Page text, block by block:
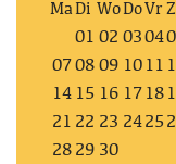
MaDi WoDoVr
01 02 0304
07 08 09 10 11
14 15 16 17 18
21 22 23 2425
28 29 30